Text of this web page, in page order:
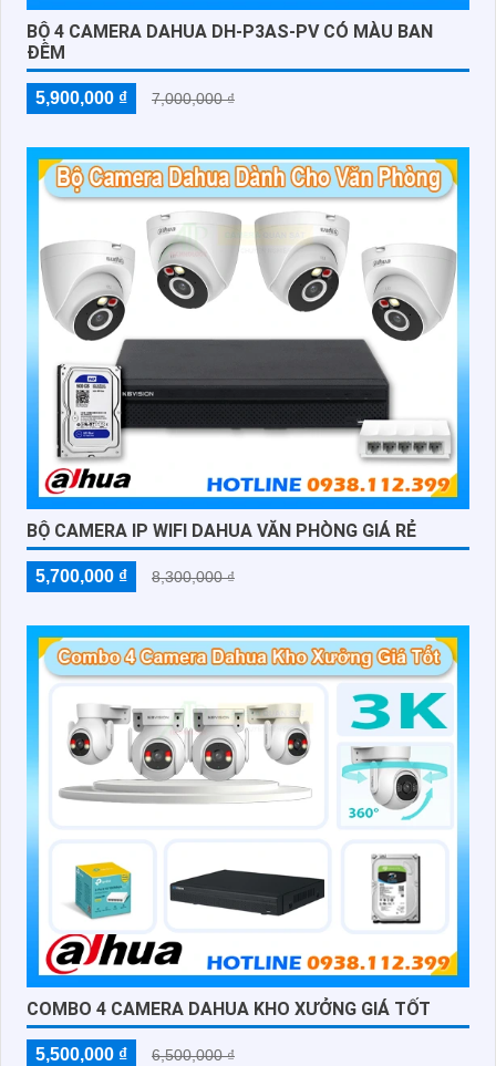
BỘ 4 CAMERA DAHUA DH-P3AS-PV CÓ MÀU BAN
ĐÊM
5,900,000 ₫ 7,000,000 ₫
BỘ CAMERA IP WIFI DAHUA VĂN PHÒNG GIÁ RẺ
5,700,000 ₫ 8,300,000 ₫
COMBO 4 CAMERA DAHUA KHO XƯỞNG GIÁ TỐT
5,500,000 ₫ 6,500,000 ₫